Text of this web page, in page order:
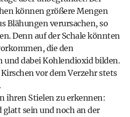
können größere Mengen
Blähungen verursachen, so
Denn auf der Schale könnten
die den
und dabei Kohlendioxid bilden.
vor dem Verzehr stets
ihren Stielen zu erkennen:
glatt sein und noch an der